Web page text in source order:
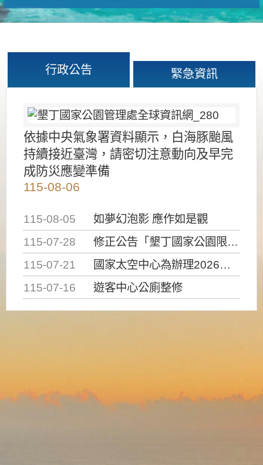
行政公告 緊急資訊
依據中央氣象署資料顯示，白海豚颱風
持續接近臺灣，請密切注意動向及早完
成防災應變準備
115-08-06
115-08-05
如夢幻泡影 應作如是觀
115-07-28
修正公告「墾丁國家公園限制水域遊憩活動之種類、範圍、時間及行為」，自即日生效。
115-07-21
國家太空中心為辦理2026台灣盃火箭競賽，陸、海、空域警戒及協調相關事宜，因颱風備案事宜
115-07-16
遊客中心公廁整修